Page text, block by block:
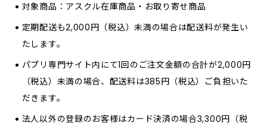
対象商品：アスクル在庫商品・お取り寄せ商品
定期配送も2,000円（税込）未満の場合は配送料が発生い
たします。
パプリ専門サイト内にて1回のご注文金額の合計が2,000円
（税込）未満の場合、配送料は385円（税込）ご負担いた
だきます。
法人以外の登録のお客様はカード決済の場合3,300円（税